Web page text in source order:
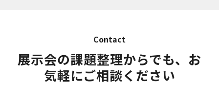
Contact
展示会の課題整理からでも、お
気軽にご相談ください